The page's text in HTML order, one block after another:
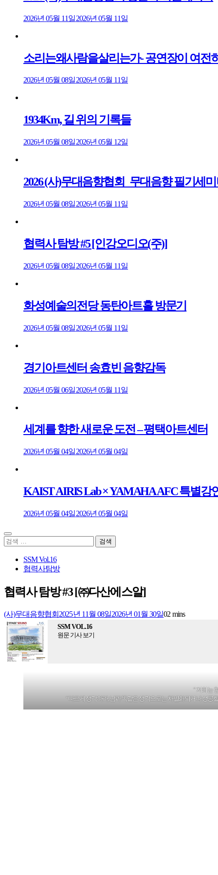
2026년 05월 11일2026년 05월 11일
소리는왜사람을살리는가- 공연장이 여전
2026년 05월 08일2026년 05월 11일
1934Km, 길 위의 기록들
2026년 05월 08일2026년 05월 12일
2026 (사)무대음향협회_무대음향 필기세
2026년 05월 08일2026년 05월 11일
협력사 탐방 #5 [인강오디오(주)]
2026년 05월 08일2026년 05월 11일
화성예술의전당 동탄아트홀 방문기
2026년 05월 08일2026년 05월 11일
경기아트센터 송효빈 음향감독
2026년 05월 06일2026년 05월 11일
세계를 향한 새로운 도전 – 평택아트센터
2026년 05월 04일2026년 05월 04일
KAIST AIRIS Lab × YAMAHA AFC 특별강
2026년 05월 04일2026년 05월 04일
검
SSM Vol.16
협력사탐방
협력사 탐방 #3 [㈜다산에스알]
(사)무대음향협회 2025년 11월 08일2026년 01월 30일02 mins
SSM VOL.16
원문 기사 보기
” 저희는
“다르게 생각하라, 남과 똑같은 생각으로는 차별화되거나 성공